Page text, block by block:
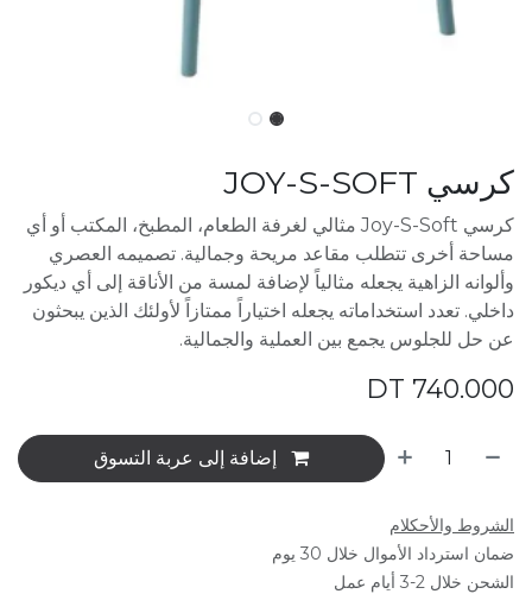
كرسي JOY-S-SOFT
كرسي Joy-S-Soft مثالي لغرفة الطعام، المطبخ، المكتب أو أي
مساحة أخرى تتطلب مقاعد مريحة وجمالية. تصميمه العصري
وألوانه الزاهية يجعله مثالياً لإضافة لمسة من الأناقة إلى أي ديكور
داخلي. تعدد استخداماته يجعله اختياراً ممتازاً لأولئك الذين يبحثون
عن حل للجلوس يجمع بين العملية والجمالية.
740.000
إضافة إلى عربة التسوق
الشروط والأحكلام
ضمان استرداد الأموال خلال 30 يوم
الشحن خلال 2-3 أيام عمل